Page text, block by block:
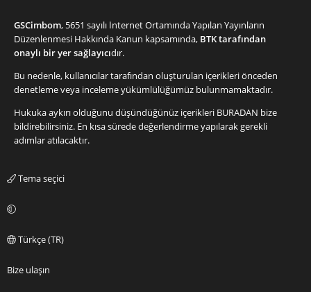
GSCimbom, 5651 sayılı İnternet Ortamında Yapılan Yayınların
Düzenlenmesi Hakkında Kanun kapsamında, BTK tarafından
onaylı bir yer sağlayıcıdır.
Bu nedenle, kullanıcılar tarafından oluşturulan içerikleri önceden
denetleme veya inceleme yükümlülüğümüz bulunmamaktadır.
Hukuka aykırı olduğunu düşündüğünüz içerikleri BURADAN bize
bildirebilirsiniz. En kısa sürede değerlendirme yapılarak gerekli
adımlar atılacaktır.
Tema seçici
Türkçe (TR)
Bize ulaşın